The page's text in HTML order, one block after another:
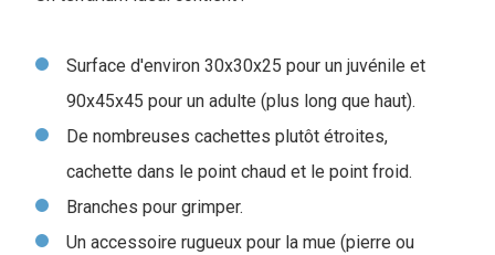
Surface d'environ 30x30x25 pour un juvénile et
90x45x45 pour un adulte (plus long que haut).
De nombreuses cachettes plutôt étroites,
cachette dans le point chaud et le point froid.
Branches pour grimper.
Un accessoire rugueux pour la mue (pierre ou